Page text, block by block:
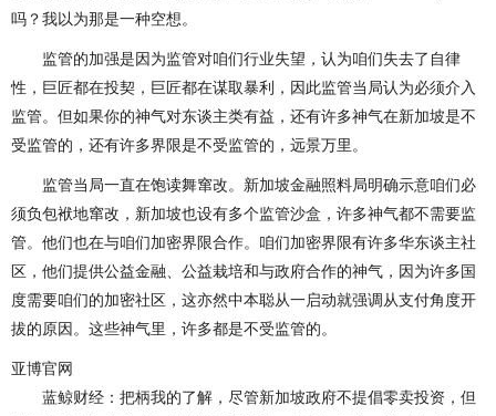
吗？我以为那是一种空想。
监管的加强是因为监管对咱们行业失望，认为咱们失去了自律
性，巨匠都在投契，巨匠都在谋取暴利，因此监管当局认为必须介入
监管。但如果你的神气对东谈主类有益，还有许多神气在新加坡是不
受监管的，还有许多界限是不受监管的，远景万里。
监管当局一直在饱读舞窜改。新加坡金融照料局明确示意咱们必
须负包袱地窜改，新加坡也设有多个监管沙盒，许多神气都不需要监
管。他们也在与咱们加密界限合作。咱们加密界限有许多华东谈主社
区，他们提供公益金融、公益栽培和与政府合作的神气，因为许多国
度需要咱们的加密社区，这亦然中本聪从一启动就强调从支付角度开
拔的原因。这些神气里，许多都是不受监管的。
亚博官网
蓝鲸财经：把柄我的了解，尽管新加坡政府不提倡零卖投资，但